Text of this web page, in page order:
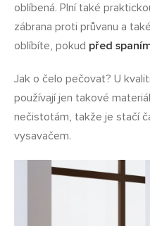
oblíbená. Plní také
zábrana proti průvanu a
oblíbíte, pokud před
Jak o čelo pečovat? U
používají jen takové
nečistotám, takže je stačí
vysavačem.